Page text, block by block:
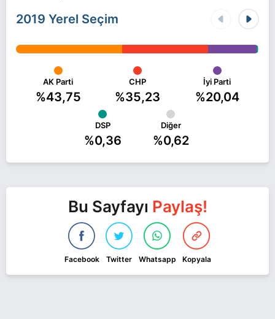
2019 Yerel Seçim
AK Parti
%43,75
CHP
%35,23
İyi Parti
%20,04
DSP
%0,36
Diğer
%0,62
Bu Sayfayı Paylaş!
Facebook Twitter Whatsapp Kopyala